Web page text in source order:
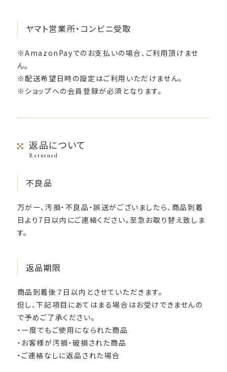
ヤマト営業所・コンビニ受取
※AmazonPayでのお支払いの場合、ご利用頂けませ
ん。
※配送希望日時の設定はご利用いただけません。
※ショップへの会員登録が必須となります。
返品について
Returned
不良品
万が一、汚損・不良品・誤送がございましたら、商品到着
日より7日以内にご連絡ください。至急お取り替え致しま
す。
返品期限
商品到着後７日以内とさせていただきます。
但し、下記項目にあてはまる場合はお受けできませんの
で予めご了承ください。
・一度でもご使用になられた商品
・お客様が汚損・破損された商品
・ご連絡なしに返品された場合